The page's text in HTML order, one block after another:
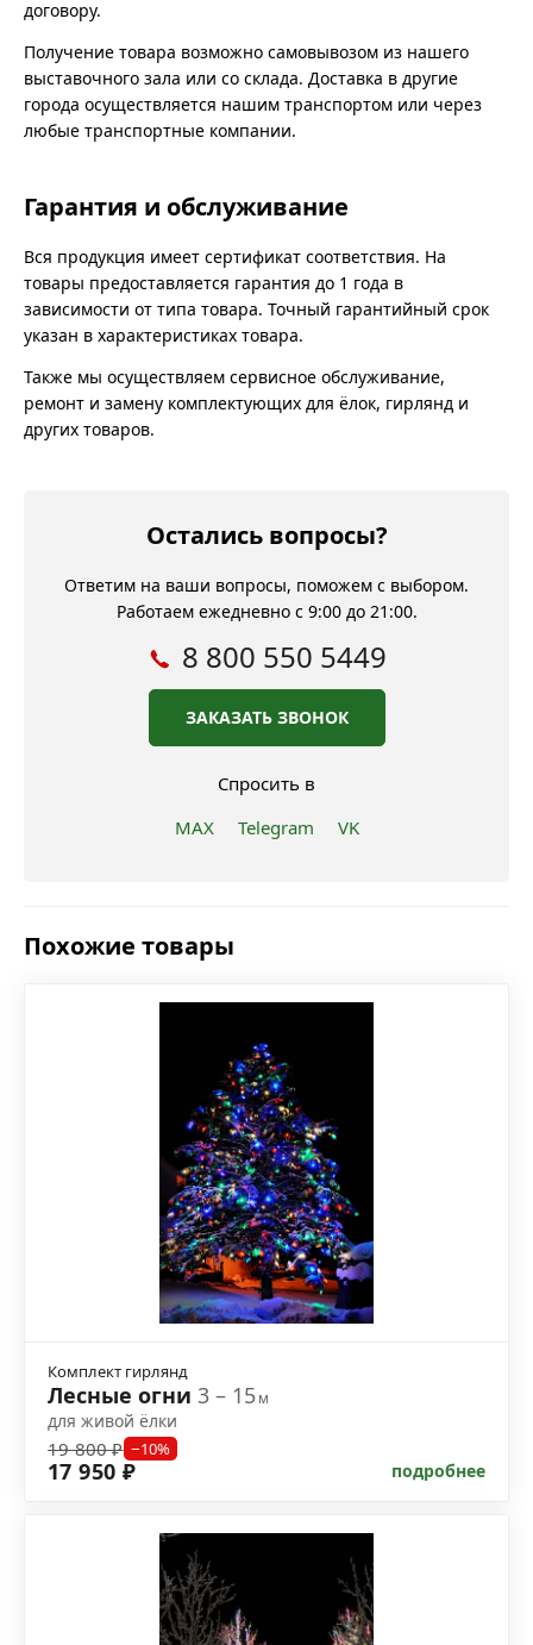
договору.
Получение товара возможно самовывозом из нашего
выставочного зала или со склада. Доставка в другие
города осуществляется нашим транспортом или через
любые транспортные компании.
Гарантия и обслуживание
Вся продукция имеет сертификат соответствия. На
товары предоставляется гарантия до 1 года в
зависимости от типа товара. Точный гарантийный срок
указан в характеристиках товара.
Также мы осуществляем сервисное обслуживание,
ремонт и замену комплектующих для ёлок, гирлянд и
других товаров.
Остались вопросы?
Ответим на ваши вопросы, поможем с выбором.
Работаем ежедневно с 9:00 до 21:00.
8 800 550 5449
ЗАКАЗАТЬ ЗВОНОК
Спросить в
MAX
Telegram VK
Похожие товары
Комплект гирлянд
Лесные огни 3 – 15м
для живой ёлки
19 800 ₽ −10%
17 950 ₽ подробнее